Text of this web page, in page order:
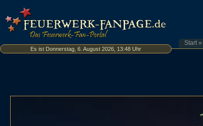
Es ist Donnerstag, 6. August 2026, 13:48 Uhr
Start»